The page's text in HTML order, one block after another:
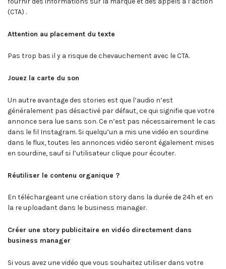
(CTA) .
Attention au placement du texte
Pas trop bas il y a risque de chevauchement avec le CTA.
Jouez la carte du son
Un autre avantage des stories est que l’audio n’est
généralement pas désactivé par défaut, ce qui signifie que votre
annonce sera lue sans son. Ce n’est pas nécessairement le cas
dans le fil Instagram. Si quelqu’un a mis une vidéo en sourdine
dans le flux, toutes les annonces vidéo seront également mises
en sourdine, sauf si l’utilisateur clique pour écouter.
Réutiliser le contenu organique ?
En téléchargeant une création story dans la durée de 24h et en
la re uploadant dans le business manager.
Créer une story publicitaire en vidéo directement dans
business manager
Si vous avez une vidéo que vous souhaitez utiliser dans votre